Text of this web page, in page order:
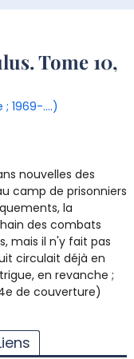
Tome 10,
1969-....)
nouvelles des
camp de prisonniers
la
des combats
mais il n'y fait pas
circulait déjà en
en revanche ;
de couverture)